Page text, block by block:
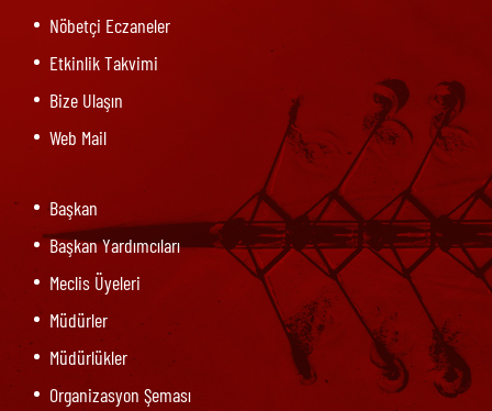
Nöbetçi Eczaneler
Etkinlik Takvimi
Bize Ulaşın
Web Mail
Başkan
Başkan Yardımcıları
Meclis Üyeleri
Müdürler
Müdürlükler
Organizasyon Şeması